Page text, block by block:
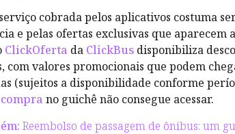
cobrada pelos aplicativos costuma
e pelas ofertas exclusivas que aparecem
ClickOferta da ClickBus disponibiliza
com valores promocionais que podem
(sujeitos a disponibilidade conforme
compra no guichê não consegue acessar.
Reembolso de passagem de ônibus: um